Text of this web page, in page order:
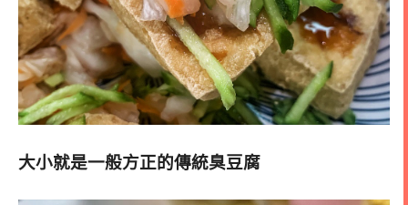
大小就是一般方正的傳統臭豆腐